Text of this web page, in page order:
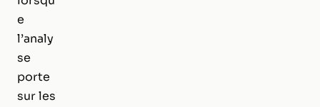
e
l’analy
se
porte
sur les